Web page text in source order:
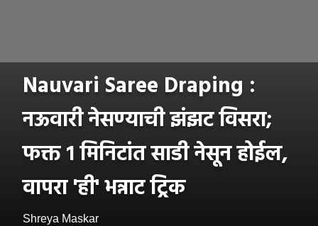
Nauvari Saree Draping :
नऊवारी नेसण्याची झंझट विसरा;
फक्त १ मिनिटांत साडी नेसून होईल,
वापरा 'ही' भन्नाट ट्रिक
Shreya Maskar